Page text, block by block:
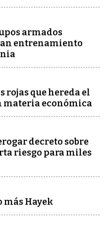
armados
entrenamiento
rojas que hereda el
materia económica
decreto sobre
riesgo para miles
más Hayek